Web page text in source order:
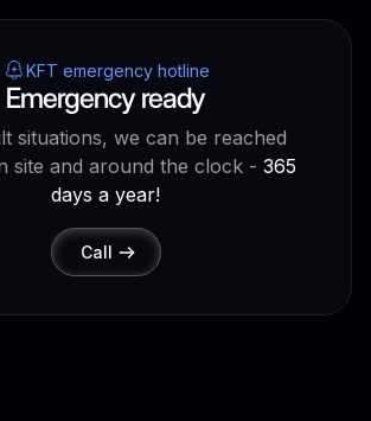
KFT emergency hotline
Emergency ready
situations, we can be reached
site and around the clock - 365
days a year!
Call